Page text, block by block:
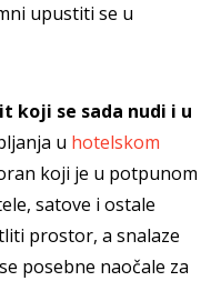
upustiti se u
koji se sada nudi i u
u hotelskom
koji je u potpunom
satove i ostale
prostor, a snalaze
posebne naočale za